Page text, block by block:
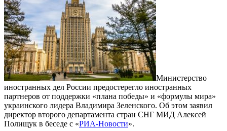
Министерство
иностранных дел России предостерегло иностранных
партнеров от поддержки «плана победы» и «формулы мира»
украинского лидера Владимира Зеленского. Об этом заявил
директор второго департамента стран СНГ МИД Алексей
Полищук в беседе с «РИА-Новости».